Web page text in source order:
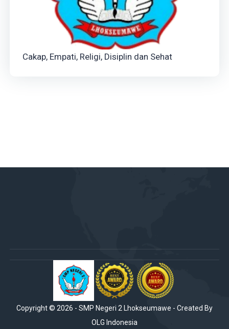
Cakap, Empati, Religi, Disiplin dan Sehat
Copyright © 2026 - SMP Negeri 2 Lhokseumawe - Created By
OLG Indonesia